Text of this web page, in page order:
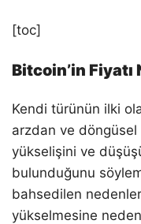
[toc]
Bitcoin’in
Kendi türünün ilki
arzdan ve döngüsel
yükselişini ve
bulunduğunu
bahsedilen
yükselmesine